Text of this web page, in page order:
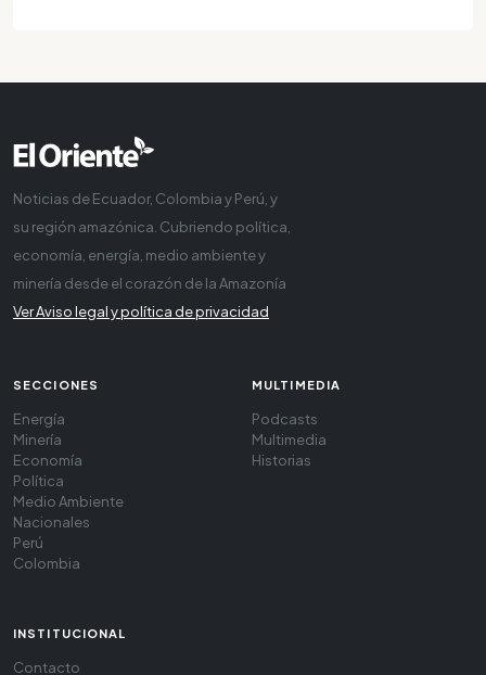
Noticias de Ecuador, Colombia y Perú, y
su región amazónica. Cubriendo política,
economía, energía, medio ambiente y
minería desde el corazón de la Amazonía
Ver Aviso legal y política de privacidad
SECCIONES
Energía
Minería
Economía
Política
Medio Ambiente
Nacionales
Perú
Colombia
MULTIMEDIA
Podcasts
Multimedia
Historias
INSTITUCIONAL
Contacto